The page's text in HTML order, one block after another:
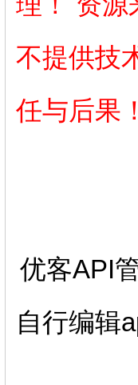
不提供技
任与后果！
优客API
自行编辑